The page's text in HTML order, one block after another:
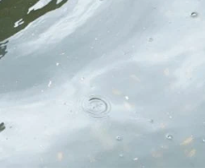
Lain
Ikan
Ikan
Ikan
dan Inovasi
TERBARU